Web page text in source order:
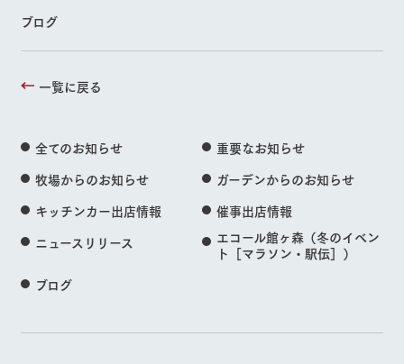
ブログ
一覧に戻る
全てのお知らせ
重要なお知らせ
牧場からのお知らせ
ガーデンからのお知らせ
キッチンカー出店情報
催事出店情報
ニュースリリース
エコール館ヶ森（冬のイベン
ト［マラソン・駅伝］）
ブログ